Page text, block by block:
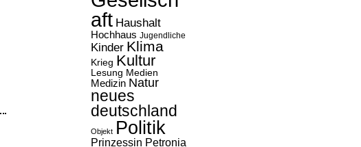
aft Haushalt
Hochhaus Jugendliche
Kinder Klima
Krieg Kultur
Lesung Medien
Medizin Natur
neues
deutschland
Objekt Politik
Prinzessin Petronia